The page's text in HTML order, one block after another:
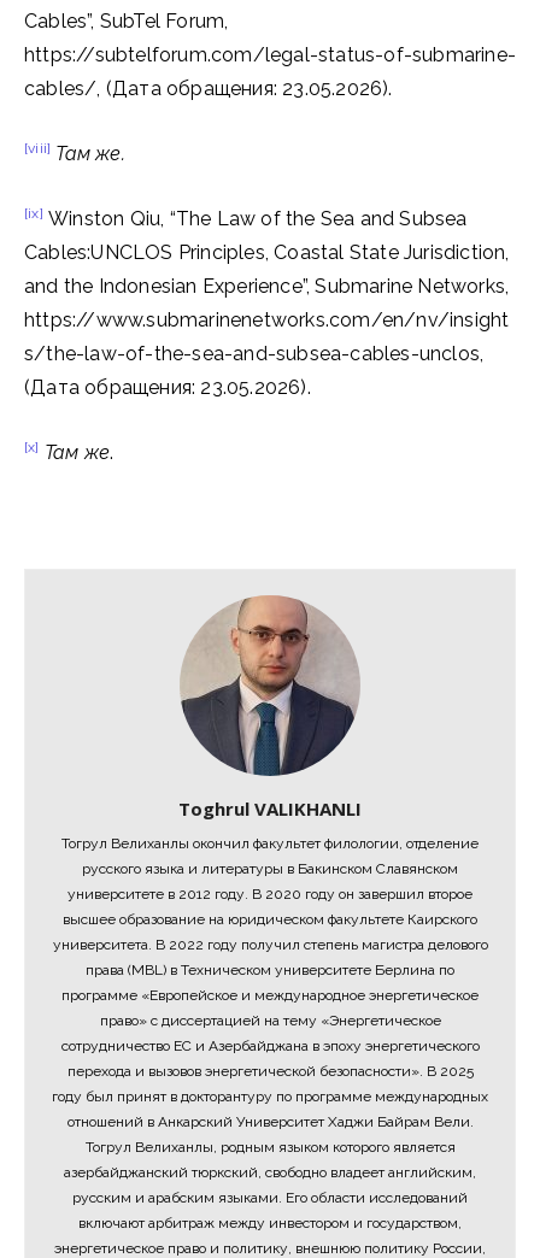
Cables”, SubTel Forum,
https://subtelforum.com/legal-status-of-submarine-
cables/, (Дата обращения: 23.05.2026).
[viii] Там же.
[ix] Winston Qiu, “The Law of the Sea and Subsea
Cables:UNCLOS Principles, Coastal State Jurisdiction,
and the Indonesian Experience”, Submarine Networks,
https://www.submarinenetworks.com/en/nv/insight
s/the-law-of-the-sea-and-subsea-cables-unclos,
(Дата обращения: 23.05.2026).
[x] Там же.
Toghrul VALIKHANLI
Тогрул Велиханлы окончил факультет филологии, отделение
русского языка и литературы в Бакинском Славянском
университете в 2012 году. В 2020 году он завершил второе
высшее образование на юридическом факультете Каирского
университета. В 2022 году получил степень магистра делового
права (MBL) в Техническом университете Берлина по
программе «Европейское и международное энергетическое
право» с диссертацией на тему «Энергетическое
сотрудничество ЕС и Азербайджана в эпоху энергетического
перехода и вызовов энергетической безопасности». В 2025
году был принят в докторантуру по программе международных
отношений в Анкарский Университет Хаджи Байрам Вели.
Тогрул Велиханлы, родным языком которого является
азербайджанский тюркский, свободно владеет английским,
русским и арабским языками. Его области исследований
включают арбитраж между инвестором и государством,
энергетическое право и политику, внешнюю политику России,